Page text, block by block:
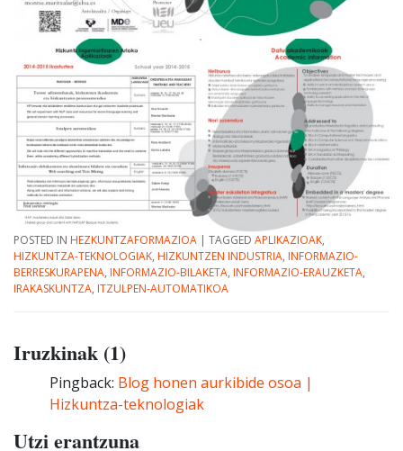
POSTED IN HEZKUNTZAFORMAZIOA | TAGGED APLIKAZIOAK,
HIZKUNTZA-TEKNOLOGIAK, HIZKUNTZEN INDUSTRIA, INFORMAZIO-
BERRESKURAPENA, INFORMAZIO-BILAKETA, INFORMAZIO-ERAUZKETA,
IRAKASKUNTZA, ITZULPEN-AUTOMATIKOA
Iruzkinak (1)
Pingback: Blog honen aurkibide osoa |
Hizkuntza-teknologiak
Utzi erantzuna